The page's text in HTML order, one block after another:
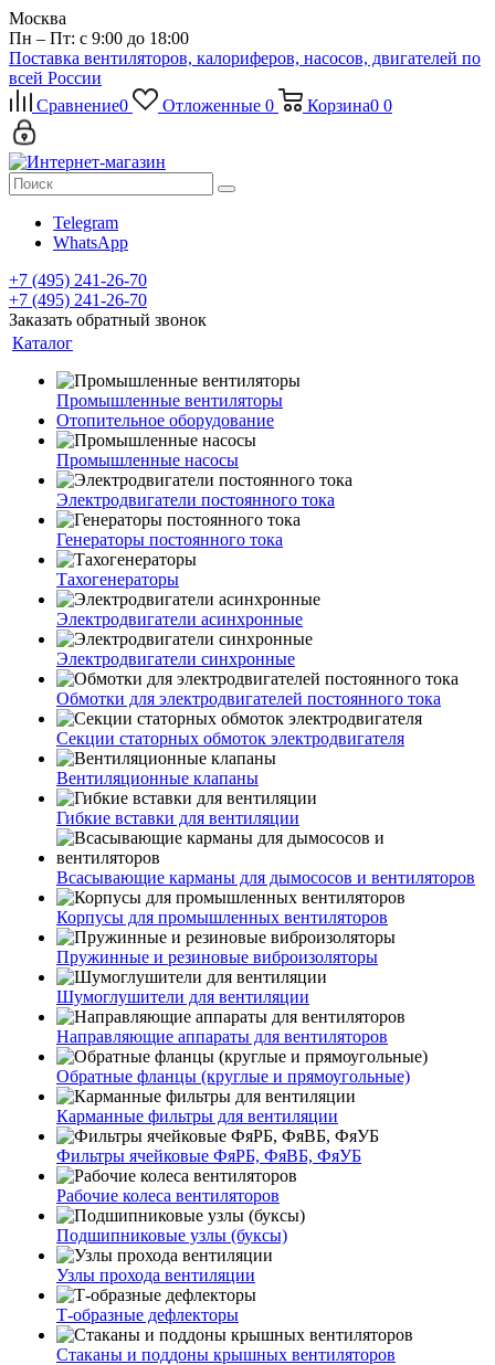
Москва
Пн – Пт: с 9:00 до 18:00
Поставка вентиляторов, калориферов, насосов, двигателей по
всей России
Сравнение0 Отложенные 0 Корзина0 0
Telegram
WhatsApp
+7 (495) 241-26-70
+7 (495) 241-26-70
Заказать обратный звонок
Каталог
Промышленные вентиляторы
Отопительное оборудование
Промышленные насосы
Электродвигатели постоянного тока
Генераторы постоянного тока
Тахогенераторы
Электродвигатели асинхронные
Электродвигатели синхронные
Обмотки для электродвигателей постоянного тока
Секции статорных обмоток электродвигателя
Вентиляционные клапаны
Гибкие вставки для вентиляции
Всасывающие карманы для дымососов и вентиляторов
Корпусы для промышленных вентиляторов
Пружинные и резиновые виброизоляторы
Шумоглушители для вентиляции
Направляющие аппараты для вентиляторов
Обратные фланцы (круглые и прямоугольные)
Карманные фильтры для вентиляции
Фильтры ячейковые ФяРБ, ФяВБ, ФяУБ
Рабочие колеса вентиляторов
Подшипниковые узлы (буксы)
Узлы прохода вентиляции
Т-образные дефлекторы
Стаканы и поддоны крышных вентиляторов